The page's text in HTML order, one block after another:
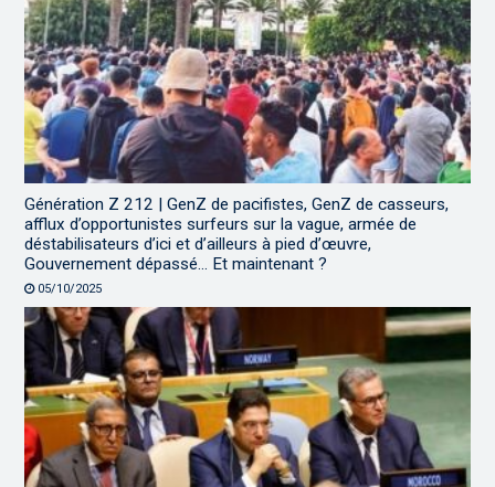
Génération Z 212 | GenZ de pacifistes, GenZ de casseurs,
afflux d’opportunistes surfeurs sur la vague, armée de
déstabilisateurs d’ici et d’ailleurs à pied d’œuvre,
Gouvernement dépassé… Et maintenant ?
05/10/2025